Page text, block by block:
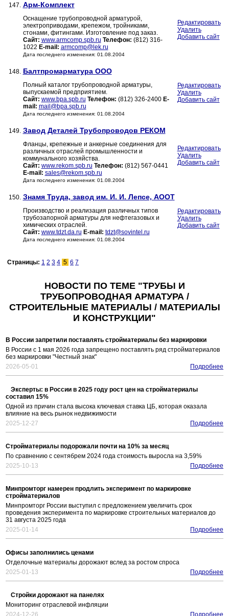
147. Арм-Комплект
Оснащение трубопроводной арматурой,
электроприводами, крепежом, тройниками,
стонами, фитингами. Изготовление под заказ.
Сайт: www.armcomp.spb.ru Телефон: (812) 316-
1022 E-mail: armcomp@lek.ru
Дата последнего изменения: 01.08.2004
Редактировать
Удалить
Добавить сайт
148. Балтпромарматура ООО
Полный каталог трубопроводной арматуры,
выпускаемой предприятием.
Сайт: www.bpa.spb.ru Телефон: (812) 326-2400 E-
mail: mail@bpa.spb.ru
Дата последнего изменения: 01.08.2004
Редактировать
Удалить
Добавить сайт
149. Завод Деталей Трубопроводов РЕКОМ
Фланцы, крепежные и анкерные соединения для
различных отраслей промышленности и
коммунального хозяйства.
Сайт: www.rekom.spb.ru Телефон: (812) 567-0441
E-mail: sales@rekom.spb.ru
Дата последнего изменения: 01.08.2004
Редактировать
Удалить
Добавить сайт
150. Знамя Труда, завод им. И. И. Лепсе, АООТ
Производство и реализация различных типов
трубозапорной арматуры для нефтегазовых и
химических отраслей.
Сайт: www.tdzt.da.ru E-mail: tdzt@sovintel.ru
Дата последнего изменения: 01.08.2004
Редактировать
Удалить
Добавить сайт
Страницы: 1 2 3 4 5 6 7
НОВОСТИ ПО ТЕМЕ "ТРУБЫ И
ТРУБОПРОВОДНАЯ АРМАТУРА /
СТРОИТЕЛЬНЫЕ МАТЕРИАЛЫ / МАТЕРИАЛЫ
И КОНСТРУКЦИИ"
В России запретили поставлять стройматериалы без маркировки
В России с 1 мая 2026 года запрещено поставлять ряд стройматериалов
без маркировки "Честный знак"
2026-05-01
Подробнее
Эксперты: в России в 2025 году рост цен на стройматериалы
составил 15%
Одной из причин стала высока ключевая ставка ЦБ, которая оказала
влияние на весь рынок недвижимости
2025-12-27
Подробнее
Стройматериалы подорожали почти на 10% за месяц
По сравнению с сентябрем 2024 года стоимость выросла на 3,59%
2025-10-13
Подробнее
Минпромторг намерен продлить эксперимент по маркировке
стройматериалов
Минпромторг России выступил с предложением увеличить срок
проведения эксперимента по маркировке строительных материалов до
31 августа 2025 года
2025-01-14
Подробнее
Офисы заполнились ценами
Отделочные материалы дорожают вслед за ростом спроса
2025-01-13
Подробнее
Стройки дорожают на панелях
Мониторинг отраслевой инфляции